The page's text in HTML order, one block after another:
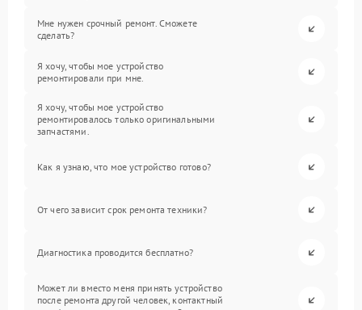
Мне нужен срочный ремонт. Сможете
сделать?
Я хочу, чтобы мое устройство
ремонтировали при мне.
Я хочу, чтобы мое устройство
ремонтировалось только оригинальными
запчастями.
Как я узнаю, что мое устройство готово?
От чего зависит срок ремонта техники?
Диагностика проводится бесплатно?
Может ли вместо меня принять устройство
после ремонта другой человек, контактный